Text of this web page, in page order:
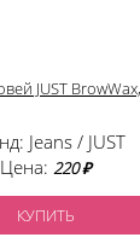
JUST
Jeans / JUST
Цена: 220 ₽
КУПИТЬ